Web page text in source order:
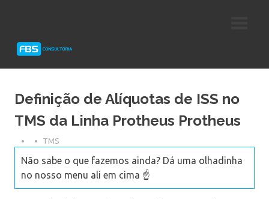
Protheus
Definição de Alíquotas de ISS no
TMS da Linha Protheus Protheus
TMS
Não sabe o que fazemos ainda? Dá uma olhadinha
no nosso menu ali em cima ☝️